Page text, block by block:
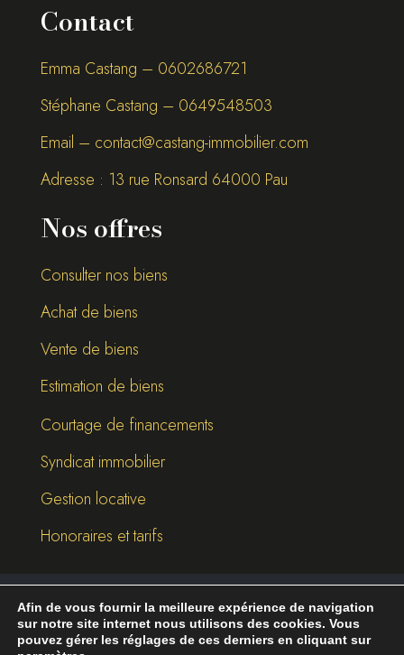
Contact
Emma Castang – 0602686721
Stéphane Castang – 0649548503
Email – contact@castang-immobilier.com
Adresse : 13 rue Ronsard 64000 Pau
Nos offres
Consulter nos biens
Achat de biens
Vente de biens
Estimation de biens
Courtage de financements
Syndicat immobilier
Gestion locative
Honoraires et tarifs
©2026Break-Out Company- Agence de
communication
Afin de vous fournir la meilleure expérience de navigation
sur notre site internet nous utilisons des cookies. Vous
pouvez gérer les réglages de ces derniers en cliquant sur